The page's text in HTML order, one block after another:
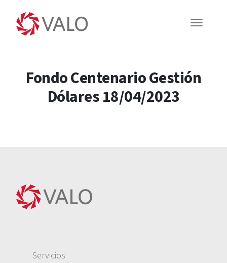
Fondo Centenario Gestión
Dólares 18/04/2023
Servicios